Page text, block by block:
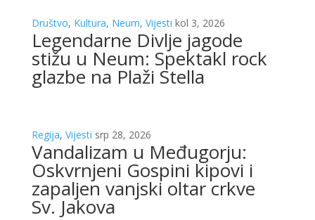
Društvo, Kultura, Neum, Vijesti kol 3, 2026
Legendarne Divlje jagode
stižu u Neum: Spektakl rock
glazbe na Plaži Stella
Regija, Vijesti srp 28, 2026
Vandalizam u Međugorju:
Oskvrnjeni Gospini kipovi i
zapaljen vanjski oltar crkve
Sv. Jakova